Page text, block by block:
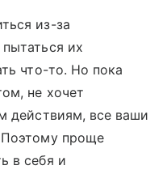
из-за
их
что-то. Но пока
не хочет
действиям, все ваши
Поэтому проще
в себя и